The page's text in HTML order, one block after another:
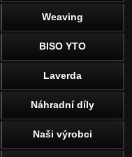
Weaving
BISO YTO
Laverda
Náhradní díly
Naši výrobci